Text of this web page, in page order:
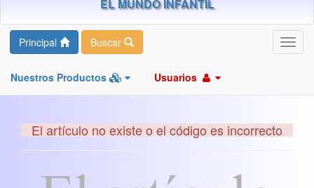
EL MUNDO INFANTIL
Principal Buscar
Nuestros Productos Usuarios
El artículo no existe o el código es incorrecto